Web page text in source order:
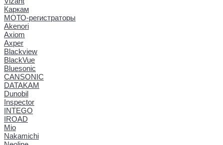
Каркам
МОТО-регистраторы
Akenori
Axiom
Axper
Blackview
BlackVue
Bluesonic
CANSONIC
DATAKAM
Dunobil
Inspector
INTEGO
IROAD
Mio
Nakamichi